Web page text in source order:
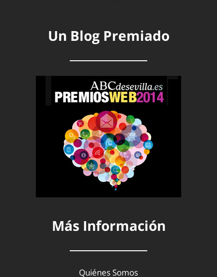
Un Blog Premiado
Más Información
Quiénes Somos